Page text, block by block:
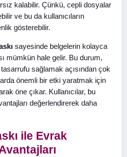
kalabilir. Çünkü, cepli dosyalar
ve bu da kullanıcıların
gösterebilir.
sayesinde belgelerin kolayca
mümkün hale gelir. Bu durum,
sağlamak açısından çok
önemli bir etki yaratmak için
öne çıkar. Kullanıcılar, bu
değerlendirerek daha
ile Evrak